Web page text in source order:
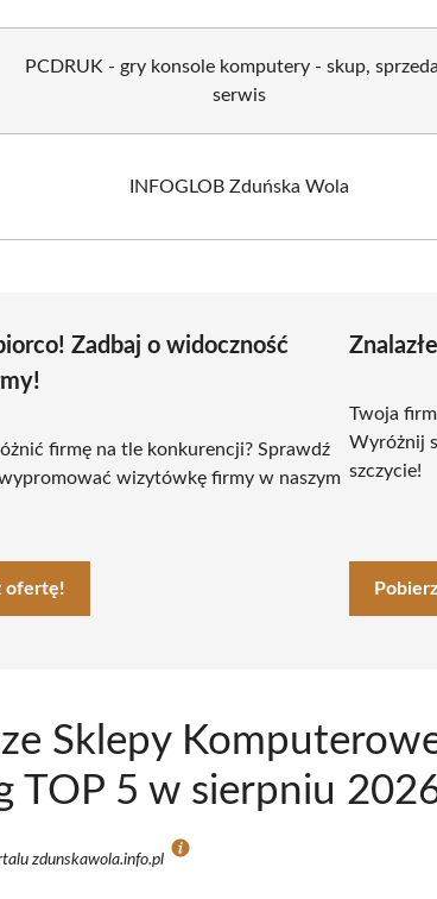
PCDRUK - gry konsole komputery - skup,
serwis
INFOGLOB Zduńska Wola
Zadbaj o widoczność
firmę na tle konkurencji? Sprawdź
wizytówkę firmy w naszym
ofertę!
Twoja
Wyróżnij
szczycie!
Sklepy
TOP 5 w sierpniu
zdunskawola.info.pl